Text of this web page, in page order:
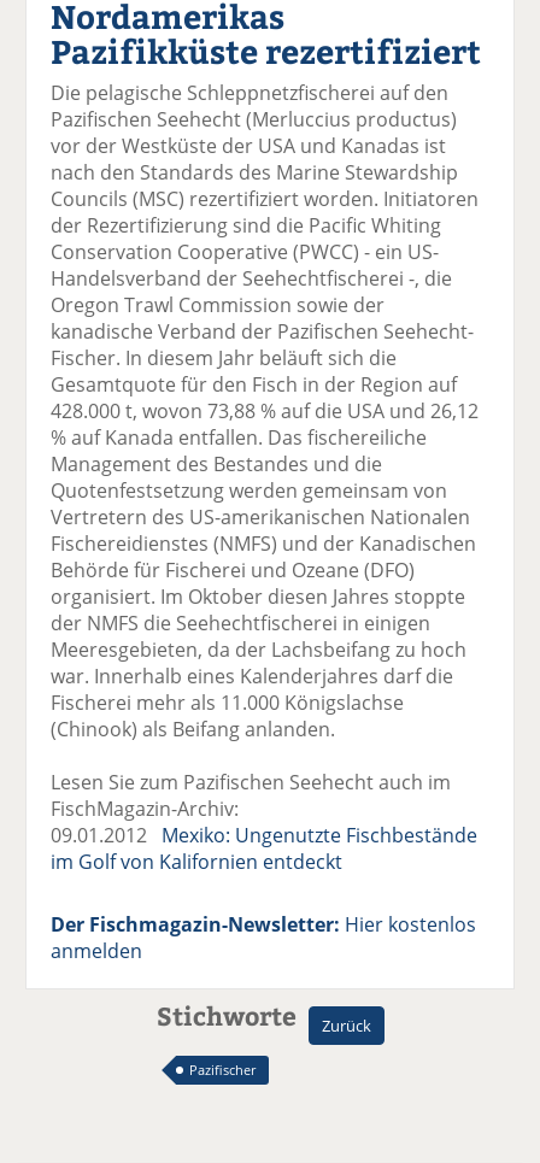
a
uf
F
ac
e
b
o
o
k
te
il
e
n
t
wi
tt
er
n
a
uf
Li
n
k
e
di
n
te
il
n
er
E
m
ai
l
v
er
n
e
D
ru
Nordamerikas
Pazifikküste rezertifiziert
Die pelagische Schleppnetzfischerei auf den
Pazifischen Seehecht (Merluccius productus)
vor der Westküste der USA und Kanadas ist
nach den Standards des Marine Stewardship
Councils (MSC) rezertifiziert worden. Initiatoren
der Rezertifizierung sind die Pacific Whiting
Conservation Cooperative (PWCC) - ein US-
Handelsverband der Seehechtfischerei -, die
Oregon Trawl Commission sowie der
kanadische Verband der Pazifischen Seehecht-
Fischer. In diesem Jahr beläuft sich die
Gesamtquote für den Fisch in der Region auf
428.000 t, wovon 73,88 % auf die USA und 26,12
% auf Kanada entfallen. Das fischereiliche
Management des Bestandes und die
Quotenfestsetzung werden gemeinsam von
Vertretern des US-amerikanischen Nationalen
Fischereidienstes (NMFS) und der Kanadischen
Behörde für Fischerei und Ozeane (DFO)
organisiert. Im Oktober diesen Jahres stoppte
der NMFS die Seehechtfischerei in einigen
Meeresgebieten, da der Lachsbeifang zu hoch
war. Innerhalb eines Kalenderjahres darf die
Fischerei mehr als 11.000 Königslachse
(Chinook) als Beifang anlanden.
Lesen Sie zum Pazifischen Seehecht auch im
FischMagazin-Archiv:
09.01.2012 Mexiko: Ungenutzte Fischbestände
im Golf von Kalifornien entdeckt
Der Fischmagazin-Newsletter: Hier kostenlos
anmelden
Stichworte
Pazifischer
Zurück